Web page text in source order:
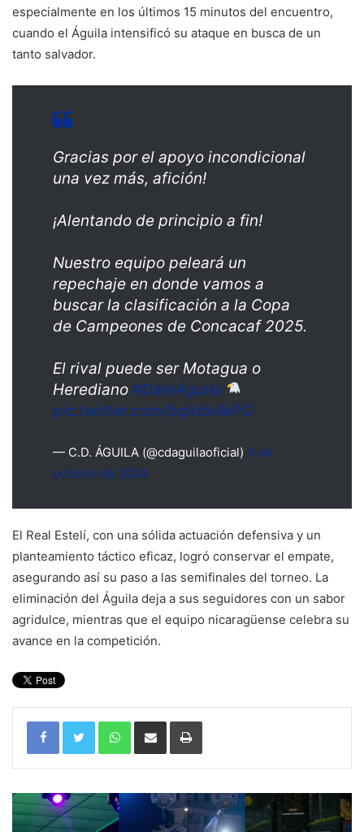
especialmente en los últimos 15 minutos del encuentro,
cuando el Águila intensificó su ataque en busca de un
tanto salvador.
Gracias por el apoyo incondicional
una vez más, afición!
¡Alentando de principio a fin!
Nuestro equipo peleará un
repechaje en donde vamos a
buscar la clasificación a la Copa
de Campeones de Concacaf 2025.
El rival puede ser Motagua o
Herediano #DaleÁguila
pic.twitter.com/bqlidx4kPG
— C.D. ÁGUILA (@cdaguilaoficial) 3 de
octubre de 2024
El Real Estelí, con una sólida actuación defensiva y un
planteamiento táctico eficaz, logró conservar el empate,
asegurando así su paso a las semifinales del torneo. La
eliminación del Águila deja a sus seguidores con un sabor
agridulce, mientras que el equipo nicaragüense celebra su
avance en la competición.
WhatsAppCompartir por correo electrónicoImprimir